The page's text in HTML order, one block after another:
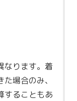
なります。着
場合のみ、
することもあ